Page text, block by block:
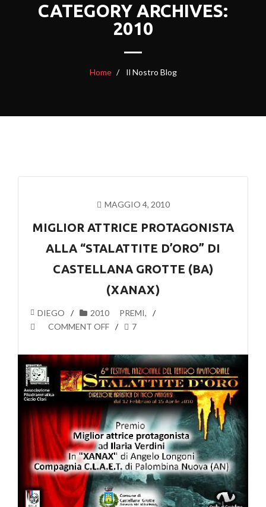
CATEGORY ARCHIVES:
2010
Home Il Nostro Blog
MAGGIO 4, 2010
MIGLIOR ATTRICE PROTAGONISTA
ALLA “STALATTITE D’ORO” DI
CASTELLANA GROTTE (BA)
(XANAX)
DIEGO 2010 ,
PREMI
COMMENT OFF
7